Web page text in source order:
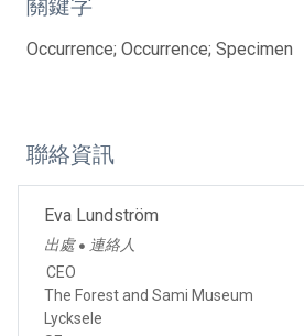
關鍵字
Occurrence; Occurrence; Specimen
聯絡資訊
Eva Lundström
出處 ● 連絡人
CEO
The Forest and Sami Museum
Lycksele